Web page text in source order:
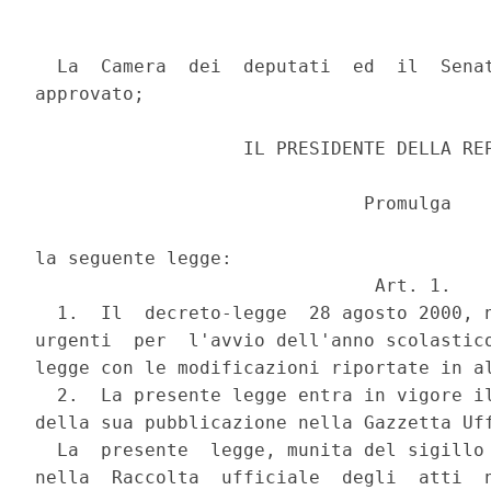
La  Camera  dei  deputati  ed  il
approvato;
IL PRESIDENTE DELLA
                              Promulga
la seguente legge:
                               Art. 1.
1.  Il  decreto-legge  28 agosto 2000,
urgenti  per  l'avvio dell'anno
legge con le modificazioni riportate in
2.  La presente legge entra in vigore
della sua pubblicazione nella Gazzetta
La  presente  legge, munita del
nella  Raccolta  ufficiale  degli  atti